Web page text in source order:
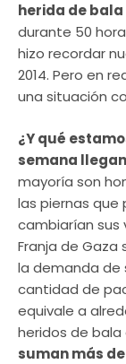
herida de
durante 50
hizo recordar
2014. Pero en
una situación
¿Y qué
semana
mayoría son
las piernas que
cambiarían sus
Franja de
la demanda de
cantidad de
equivale a
heridos de bala
suman más